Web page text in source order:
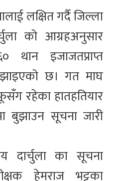
लक्षित गर्दै जिल्ला
को आग्रहअनुसार
इजाजतप्राप्त
बुझाइएको छ। गत माघ
रहेका हातहतियार
बुझाउन सूचना जारी
दार्चुला का सूचना
हेमराज भट्टका